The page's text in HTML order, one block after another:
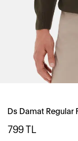
Ds Damat Regular
799TL